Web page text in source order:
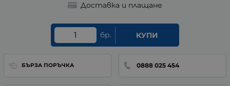
Доставка и плащане
бр. КУПИ
БЪРЗА ПОРЪЧКА 0888 025 454